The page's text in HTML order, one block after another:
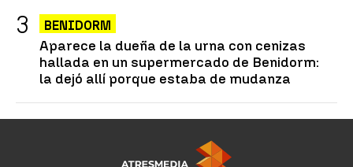
BENIDORM
Aparece la dueña de la urna con cenizas
hallada en un supermercado de Benidorm:
la dejó allí porque estaba de mudanza